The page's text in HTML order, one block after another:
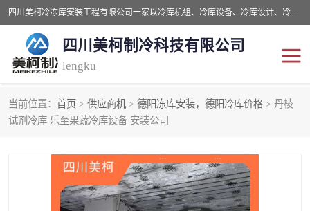
四川美柯冷冻库安装工程有限公司一家以冷库机组、冷库设备、冷库设计、冷冻库设备销售、冷库安装、冻库安装价格及技术服务为一体的综合企业，咨询热线：同等设备材料优惠10% 。公司各种类型安装组合式冷库、冷冻库、冷藏库、气调保鲜库、并提供成套设备供应、安装与调试、维护与维修、技术咨询、操作维修人员技术培训等
四川美柯制冷科技有限公司
lengku
当前位置： 首页 > 供应商机 > 德阳冻库安装，德阳冷库价格 > 丹棱
试剂冷库 乐至果蔬冷库设备 安装公司
冷库安装，冷库价格
成都冻库，成都冻库价格 绵阳冻库,绵阳保鲜冷库
德阳冻库安装，德阳冷库 广元冻库安装,广元冻库造